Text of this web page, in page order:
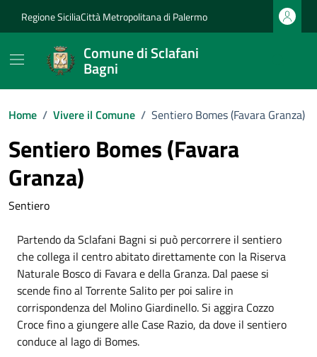
Regione SiciliaCittà Metropolitana di Palermo
Comune di Sclafani
Bagni
Home / Vivere il Comune / Sentiero Bomes (Favara Granza)
Sentiero Bomes (Favara
Granza)
Sentiero
Partendo da Sclafani Bagni si può percorrere il sentiero
che collega il centro abitato direttamente con la Riserva
Naturale Bosco di Favara e della Granza. Dal paese si
scende fino al Torrente Salito per poi salire in
corrispondenza del Molino Giardinello. Si aggira Cozzo
Croce fino a giungere alle Case Razio, da dove il sentiero
conduce al lago di Bomes.